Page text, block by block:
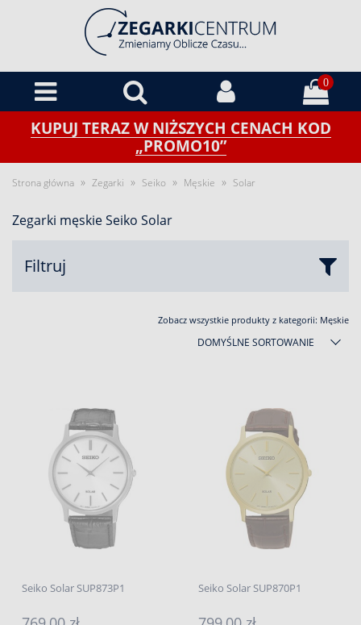
0
KUPUJ TERAZ W NIŻSZYCH CENACH KOD
„PROMO10”
Strona główna » Zegarki » Seiko » Męskie » Solar
Zegarki męskie Seiko Solar
Filtruj
Zobacz wszystkie produkty z kategorii: Męskie
DOMYŚLNE SORTOWANIE
Seiko Solar SUP873P1 Seiko Solar SUP870P1